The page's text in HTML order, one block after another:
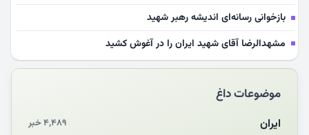
بازخوانی رسانه‌ای اندیشه رهبر شهید
مشهدالرضا آقای شهید ایران را در آغوش کشید
مکن ای صبح طلوع
چرایی «استقبال از آقای ایران»
انقلاب مردمی و مردم انقلابی
موضوعات داغ
ایران ۴,۴۸۹ خبر